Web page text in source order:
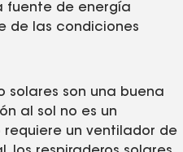
fuente de energía
de las condiciones
solares son una buena
al sol no es un
un ventilador de